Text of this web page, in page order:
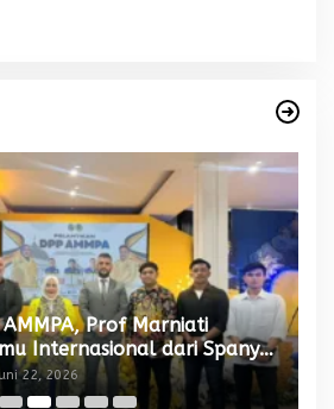
Prof Marniati
Internasional dari Spanyol
22, 2026